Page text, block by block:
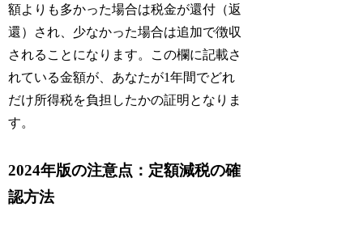
額よりも多かった場合は税金が還付（返
還）され、少なかった場合は追加で徴収
されることになります。この欄に記載さ
れている金額が、あなたが1年間でどれ
だけ所得税を負担したかの証明となりま
す。
2024年版の注意点：定額減税の確
認方法